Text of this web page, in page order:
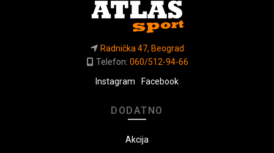
Radnička 47, Beograd
Telefon: 060/512-94-66
Instagram
Facebook
DODATNO
Akcija